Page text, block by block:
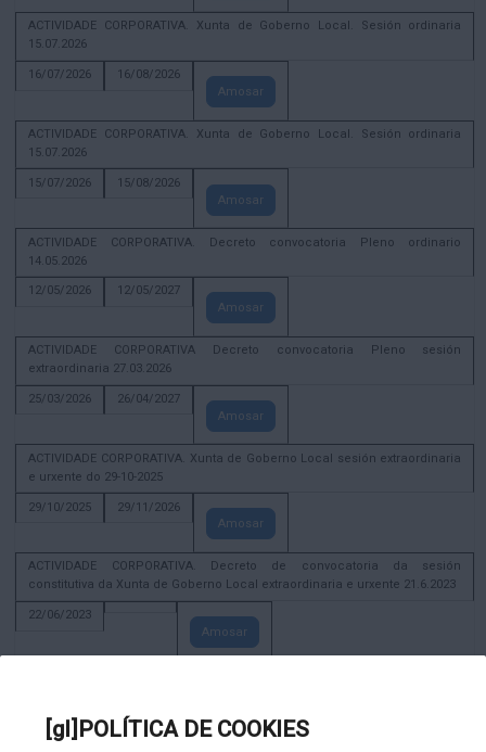
[gl]POLÍTICA DE COOKIES
ACTIVIDADE CORPORATIVA. Xunta de Goberno Local. Sesión ordinaria
15.07.2026
16/07/2026
16/08/2026
Amosar
ACTIVIDADE CORPORATIVA. Xunta de Goberno Local. Sesión ordinaria
15.07.2026
15/07/2026
15/08/2026
Amosar
ACTIVIDADE CORPORATIVA. Decreto convocatoria Pleno ordinario
14.05.2026
12/05/2026
12/05/2027
Amosar
ACTIVIDADE CORPORATIVA Decreto convocatoria Pleno sesión
extraordinaria 27.03.2026
25/03/2026
26/04/2027
Amosar
ACTIVIDADE CORPORATIVA. Xunta de Goberno Local sesión extraordinaria
e urxente do 29-10-2025
29/10/2025
29/11/2026
Amosar
ACTIVIDADE CORPORATIVA. Decreto de convocatoria da sesión
constitutiva da Xunta de Goberno Local extraordinaria e urxente 21.6.2023
22/06/2023
Amosar
Amosar